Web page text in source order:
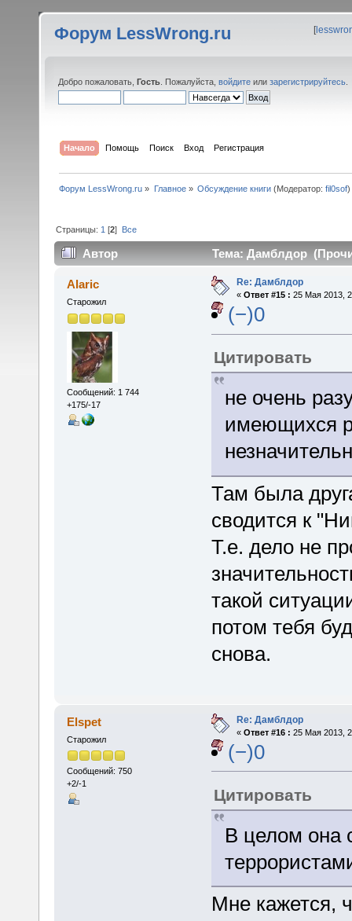
Форум LessWrong.ru [
Добро пожаловать, Гость . Пожалуйста, войдите или зарегистрируйтесь
Начало Помощь Поиск Вход Регистрация
Форум LessWrong.ru » Главное» Обсуждение книги(Модератор: fil0sof)
Страницы: 1 [2] Все
Автор Тема: Дамблдор
Alaric
Старожил
Сообщений: 1 744
+175/-17
Re: Дамблдор
« Ответ #15 : 25 Мая 2013,
(−)0
Цитировать
не очень
имеющихся
Там была
сводится к
Т.е. дело не
такой
потом тебя
снова.
Elspet
Старожил
Сообщений: 750
+2/-1
Re: Дамблдор
« Ответ #16 : 25 Мая 2013,
(−)0
Цитировать
В целом она
Мне кажется,